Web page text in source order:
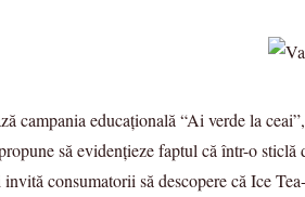
campania educațională “Ai verde la
să evidențieze faptul că într-o
consumatorii să descopere că Ice